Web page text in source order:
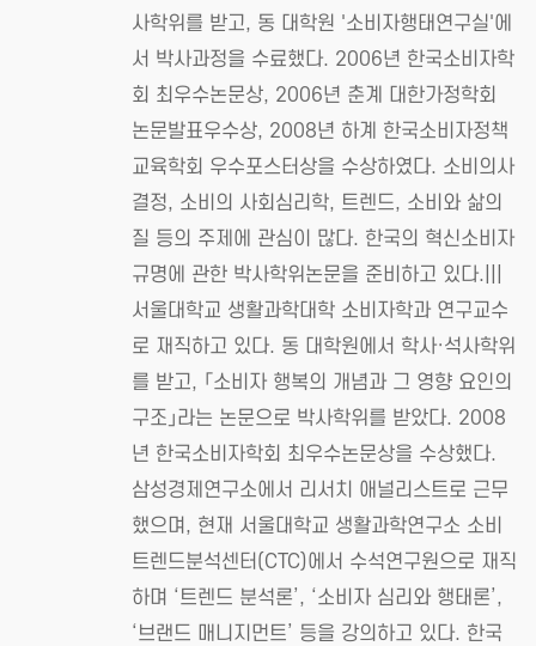
사학위를 받고, 동 대학원 '소비자행태연구실'에
서 박사과정을 수료했다. 2006년 한국소비자학
회 최우수논문상, 2006년 춘계 대한가정학회
논문발표우수상, 2008년 하계 한국소비자정책
교육학회 우수포스터상을 수상하였다. 소비의사
결정, 소비의 사회심리학, 트렌드, 소비와 삶의
질 등의 주제에 관심이 많다. 한국의 혁신소비자
규명에 관한 박사학위논문을 준비하고 있다.|||
서울대학교 생활과학대학 소비자학과 연구교수
로 재직하고 있다. 동 대학원에서 학사·석사학위
를 받고, 「소비자 행복의 개념과 그 영향 요인의
구조」라는 논문으로 박사학위를 받았다. 2008
년 한국소비자학회 최우수논문상을 수상했다.
삼성경제연구소에서 리서치 애널리스트로 근무
했으며, 현재 서울대학교 생활과학연구소 소비
트렌드분석센터(CTC)에서 수석연구원으로 재직
하며 ‘트렌드 분석론’, ‘소비자 심리와 행태론’,
‘브랜드 매니지먼트’ 등을 강의하고 있다. 한국